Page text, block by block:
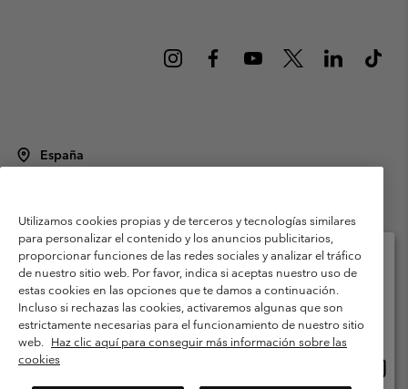
España
Condiciones de uso
Terminos de Venta
Garantía
Política de Privacidad
Términos y condiciones del programa de miembros
Términos De Uso Del Contenido Generado Por Los Usuarios
Impressum
Cookies Public CBCR
Servicio al cliente: Lu. - Vi. de 9:00 a 13:00 y de 14:00 a 18:00
Utilizamos cookies propias y de terceros y tecnologías similares
para personalizar el contenido y los anuncios publicitarios,
proporcionar funciones de las redes sociales y analizar el tráfico
de nuestro sitio web. Por favor, indica si aceptas nuestro uso de
estas cookies en las opciones que te damos a continuación.
Incluso si rechazas las cookies, activaremos algunas que son
estrictamente necesarias para el funcionamiento de nuestro sitio
web. Haz clic aquí para conseguir más información sobre las
cookies
Selecciona tu país e idioma envío
Compras en línea disponibles